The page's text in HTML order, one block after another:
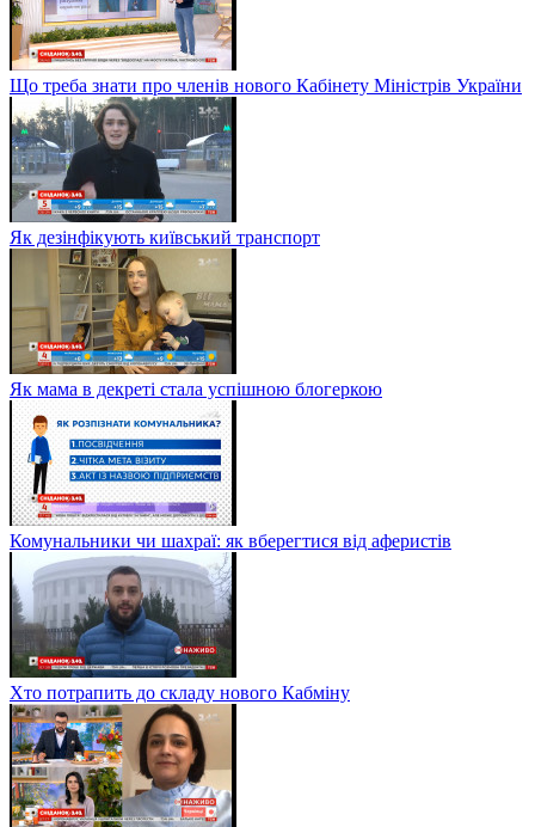
Що треба знати про членів нового Кабінету Міністрів України
Як дезінфікують київський транспорт
Як мама в декреті стала успішною блогеркою
Комунальники чи шахраї: як вберегтися від аферистів
Хто потрапить до складу нового Кабміну